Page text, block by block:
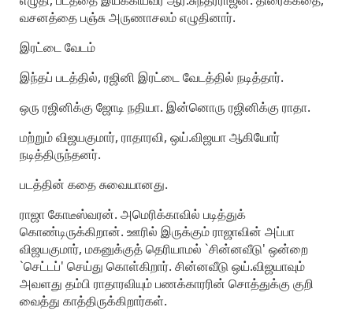
வசனத்தை பஞ்சு அருணாசலம் எழுதினார்.
இரட்டை வேடம்
இந்தப் படத்தில், ரஜினி இரட்டை வேடத்தில் நடித்தார்.
ஒரு ரஜினிக்கு ஜோடி நதியா. இன்னொரு ரஜினிக்கு ராதா.
மற்றும் விஜயகுமார், ராதாரவி, ஒய்.விஜயா ஆகியோர்
நடித்திருந்தனர்.
படத்தின் கதை சுவையானது.
ராஜா கோடீஸ்வரன். அமெரிக்காவில் படித்துக்
கொண்டிருக்கிறான். ஊரில் இருக்கும் ராஜாவின் அப்பா
விஜயகுமார், மகனுக்குத் தெரியாமல் `சின்னவீடு' ஒன்றை
`செட்டப்' செய்து கொள்கிறார். சின்னவீடு ஒய்.விஜயாவும்
அவளது தம்பி ராதாரவியும் பணக்காரரின் சொத்துக்கு குறி
வைத்து காத்திருக்கிறார்கள்.